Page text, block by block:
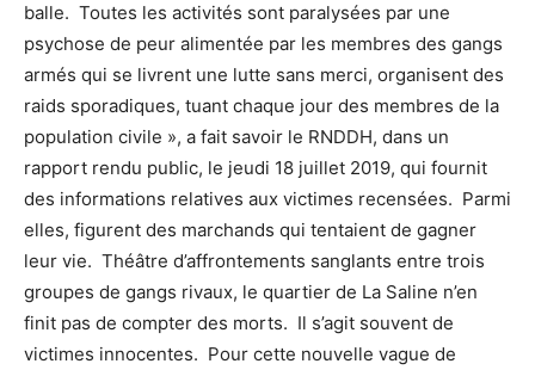
balle. Toutes les activités sont paralysées par une
psychose de peur alimentée par les membres des gangs
armés qui se livrent une lutte sans merci, organisent des
raids sporadiques, tuant chaque jour des membres de la
population civile », a fait savoir le RNDDH, dans un
rapport rendu public, le jeudi 18 juillet 2019, qui fournit
des informations relatives aux victimes recensées. Parmi
elles, figurent des marchands qui tentaient de gagner
leur vie. Théâtre d’affrontements sanglants entre trois
groupes de gangs rivaux, le quartier de La Saline n’en
finit pas de compter des morts. Il s’agit souvent de
victimes innocentes. Pour cette nouvelle vague de